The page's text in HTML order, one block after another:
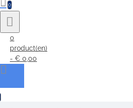
0
0
product(en)
- € 0,00